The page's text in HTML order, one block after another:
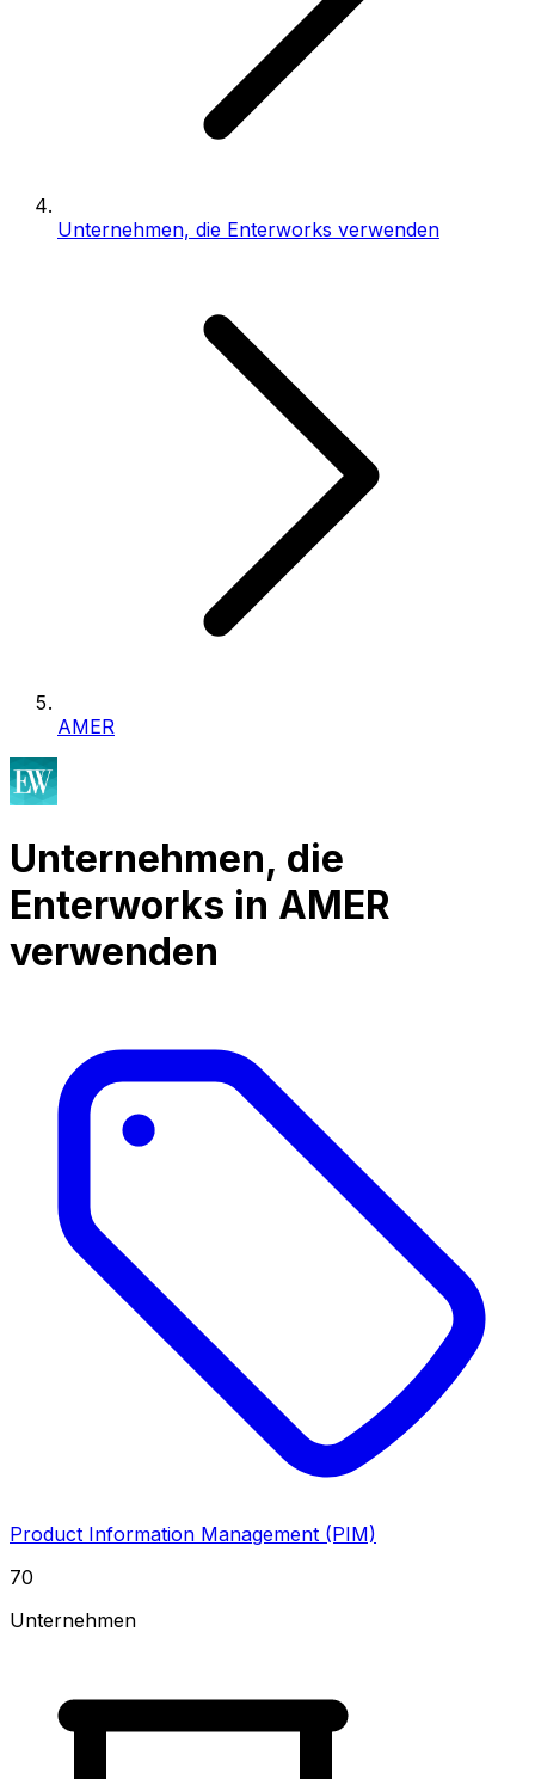
Unternehmen, die Enterworks verwenden
AMER
Unternehmen, die
Enterworks in AMER
verwenden
Product Information Management (PIM)
70
Unternehmen